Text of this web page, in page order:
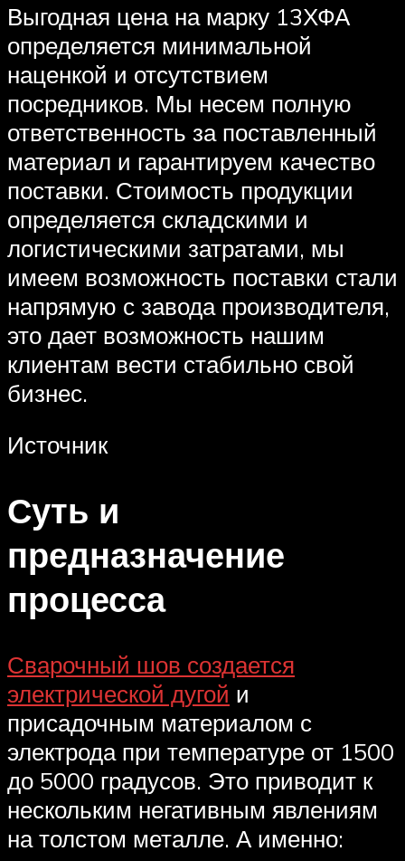
Выгодная цена на марку 13ХФА
определяется минимальной
наценкой и отсутствием
посредников. Мы несем полную
ответственность за поставленный
материал и гарантируем качество
поставки. Стоимость продукции
определяется складскими и
логистическими затратами, мы
имеем возможность поставки стали
напрямую с завода производителя,
это дает возможность нашим
клиентам вести стабильно свой
бизнес.
Источник
Суть и
предназначение
процесса
Сварочный шов создается
электрической дугой и
присадочным материалом с
электрода при температуре от 1500
до 5000 градусов. Это приводит к
нескольким негативным явлениям
на толстом металле. А именно: